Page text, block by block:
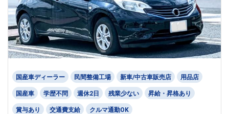
国産車ディーラー 民間整備工場 新車/中古車販売店 用品店
国産車 学歴不問 週休2日 残業少ない 昇給・昇格あり
賞与あり 交通費支給 クルマ通勤OK